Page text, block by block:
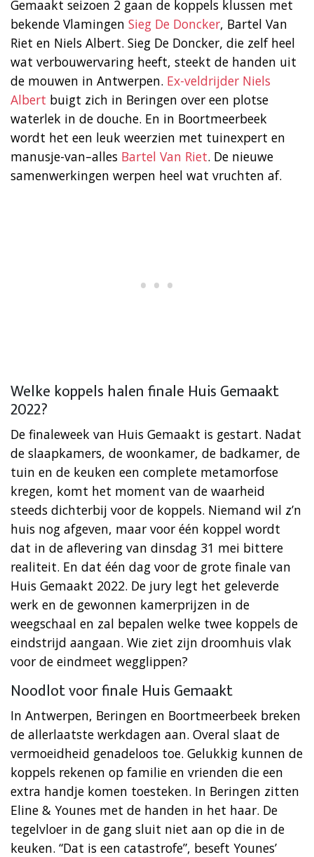
Gemaakt seizoen 2 gaan de koppels klussen met
bekende Vlamingen Sieg De Doncker, Bartel Van
Riet en Niels Albert. Sieg De Doncker, die zelf heel
wat verbouwervaring heeft, steekt de handen uit
de mouwen in Antwerpen. Ex-veldrijder Niels
Albert buigt zich in Beringen over een plotse
waterlek in de douche. En in Boortmeerbeek
wordt het een leuk weerzien met tuinexpert en
manusje-van–alles Bartel Van Riet. De nieuwe
samenwerkingen werpen heel wat vruchten af.
Welke koppels halen finale Huis Gemaakt
2022?
De finaleweek van Huis Gemaakt is gestart. Nadat
de slaapkamers, de woonkamer, de badkamer, de
tuin en de keuken een complete metamorfose
kregen, komt het moment van de waarheid
steeds dichterbij voor de koppels. Niemand wil z’n
huis nog afgeven, maar voor één koppel wordt
dat in de aflevering van dinsdag 31 mei bittere
realiteit. En dat één dag voor de grote finale van
Huis Gemaakt 2022. De jury legt het geleverde
werk en de gewonnen kamerprijzen in de
weegschaal en zal bepalen welke twee koppels de
eindstrijd aangaan. Wie ziet zijn droomhuis vlak
voor de eindmeet wegglippen?
Noodlot voor finale Huis Gemaakt
In Antwerpen, Beringen en Boortmeerbeek breken
de allerlaatste werkdagen aan. Overal slaat de
vermoeidheid genadeloos toe. Gelukkig kunnen de
koppels rekenen op familie en vrienden die een
extra handje komen toesteken. In Beringen zitten
Eline & Younes met de handen in het haar. De
tegelvloer in de gang sluit niet aan op die in de
keuken. “Dat is een catastrofe”, beseft Younes’